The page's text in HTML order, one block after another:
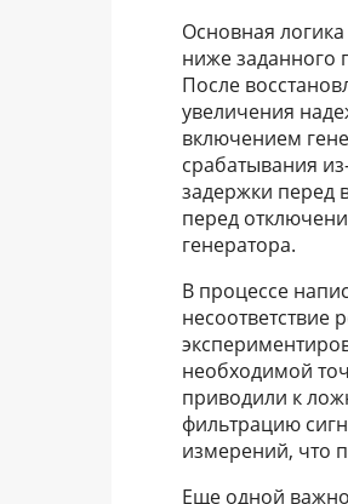
Основная
ниже заданного
После
увеличения
включением
срабатывания
задержки перед
перед
генератора.
В процессе
необходимой
приводили к
фильтрацию
измерений, что
Еще одной